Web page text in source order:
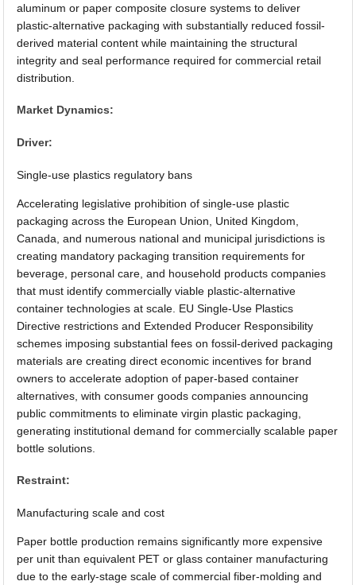
aluminum or paper composite closure systems to deliver
plastic-alternative packaging with substantially reduced fossil-
derived material content while maintaining the structural
integrity and seal performance required for commercial retail
distribution.
Market Dynamics:
Driver:
Single-use plastics regulatory bans
Accelerating legislative prohibition of single-use plastic
packaging across the European Union, United Kingdom,
Canada, and numerous national and municipal jurisdictions is
creating mandatory packaging transition requirements for
beverage, personal care, and household products companies
that must identify commercially viable plastic-alternative
container technologies at scale. EU Single-Use Plastics
Directive restrictions and Extended Producer Responsibility
schemes imposing substantial fees on fossil-derived packaging
materials are creating direct economic incentives for brand
owners to accelerate adoption of paper-based container
alternatives, with consumer goods companies announcing
public commitments to eliminate virgin plastic packaging,
generating institutional demand for commercially scalable paper
bottle solutions.
Restraint:
Manufacturing scale and cost
Paper bottle production remains significantly more expensive
per unit than equivalent PET or glass container manufacturing
due to the early-stage scale of commercial fiber-molding and